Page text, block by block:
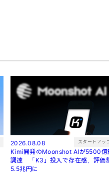
2026.08.08 スタートアッ
Kimi開発のMoonshot AIが5500億
調達 「K3」投入で存在感、評価
5.5兆円に